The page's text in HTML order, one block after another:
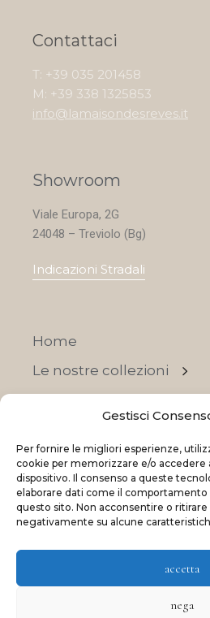
Gestisci
Per fornire le migliori esperienze,
cookie per memorizzare e/o accedere
dispositivo. Il consenso a queste
elaborare dati come il comportamento
questo sito. Non acconsentire o
negativamente su alcune
accetta
nega
Contattaci
T: +39 035 201458
M: +39 338 1325853
info@lamaisondesreves.it
Showroom
Viale Europa, 2G
24048 – Treviolo (Bg)
Indicazioni Stradali
Home
Le nostre collezioni
OFFERTE
© 2023 La Maison Des
and by